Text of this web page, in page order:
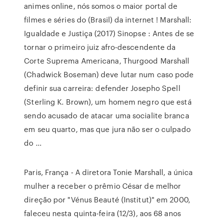
animes online, nós somos o maior portal de
filmes e séries do (Brasil) da internet ! Marshall:
Igualdade e Justiça (2017) Sinopse : Antes de se
tornar o primeiro juiz afro-descendente da
Corte Suprema Americana, Thurgood Marshall
(Chadwick Boseman) deve lutar num caso pode
definir sua carreira: defender Josepho Spell
(Sterling K. Brown), um homem negro que está
sendo acusado de atacar uma socialite branca
em seu quarto, mas que jura não ser o culpado
do …
Paris, França - A diretora Tonie Marshall, a única
mulher a receber o prêmio César de melhor
direção por "Vénus Beauté (Institut)" em 2000,
faleceu nesta quinta-feira (12/3), aos 68 anos